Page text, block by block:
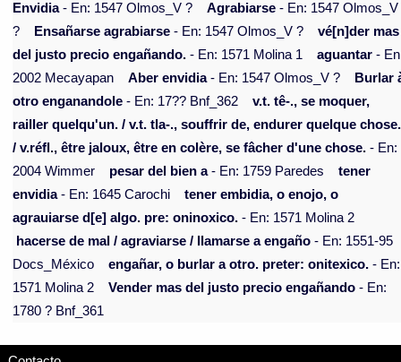
Envidia- En: 1547 Olmos_V ? Agrabiarse - En: 1547 Olmos_V
?
Ensañarse agrabiarse - En: 1547 Olmos_V ?
vé[n]der mas
del justo precio engañando. - En: 1571 Molina 1 aguantar -
2002 Mecayapan
Aber envidia- En: 1547 Olmos_V ?
Burlar
otro enganandole - En: 17?? Bnf_362
v.t. tê-., se moquer,
railler quelqu'un. / v.t. tla-., souffrir de, endurer quelque chose.
/ v.réfl., être jaloux, être en colère, se fâcher d'une chose. - En:
2004 Wimmer
pesar del bien a- En: 1759 Paredes
tener
envidia- En: 1645 Carochi
tener embidia, o enojo, o
agrauiarse d[e] algo. pre: oninoxico. - En: 1571 Molina 2
hacerse de mal / agraviarse / llamarse a engaño - En: 1551-95
Docs_México
engañar, o burlar a otro. preter: onitexico. - En:
1571 Molina 2
Vender mas del justo precio engañando - En:
1780 ? Bnf_361